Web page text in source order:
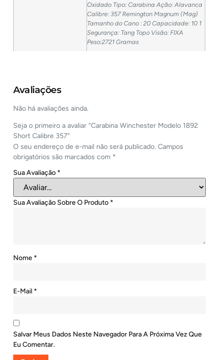
Oxidado Tipo: Carabina Ação: Alavanca
Calibre: 357 Remington Magnum (Mag)
Tamanho do Cano : 20 Capacidade: 10 1
Segurança: Tang Topo Visão: FIXA
Peso:2721 Gramas
Avaliações
Não há avaliações ainda.
Seja o primeiro a avaliar “Carabina Winchester Modelo 1892
Short Calibre 357”
O seu endereço de e-mail não será publicado. Campos
obrigatórios são marcados com *
Sua Avaliação *
Sua Avaliação Sobre O Produto *
Nome *
E-Mail *
Salvar Meus Dados Neste Navegador Para A Próxima Vez Que
Eu Comentar.